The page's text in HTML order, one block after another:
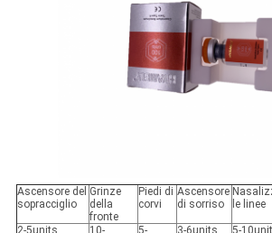
Ascensore del
sopracciglio
Grinze
della
fronte
Piedi di
corvi
Ascensore
di sorriso
le linee